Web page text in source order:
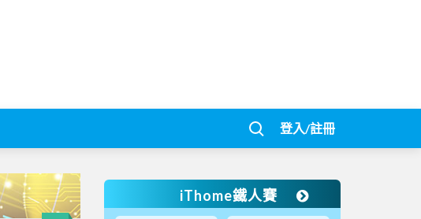
登入/註冊
iThome鐵人賽